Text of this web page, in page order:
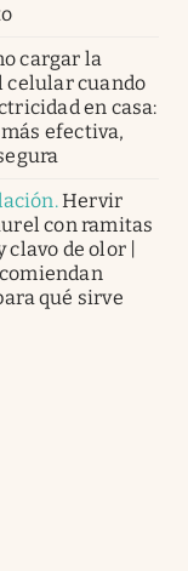
cargar la
celular cuando
en casa:
efectiva,
.Hervir
con ramitas
clavo de olor |
qué sirve